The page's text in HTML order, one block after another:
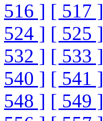
516 ] [ 517 ]
524 ] [ 525 ]
532 ] [ 533 ]
540 ] [ 541 ]
548 ] [ 549 ]